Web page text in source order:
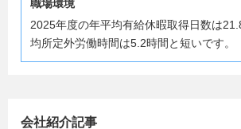
職場環境
2025年度の年平均有給休暇取得日数は
均所定外労働時間は5.2時間と短いです。
会社紹介記事